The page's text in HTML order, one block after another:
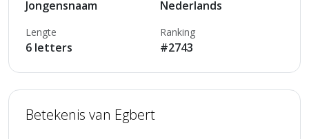
Jongensnaam Nederlands
Lengte
6 letters
Ranking
#2743
Betekenis van Egbert